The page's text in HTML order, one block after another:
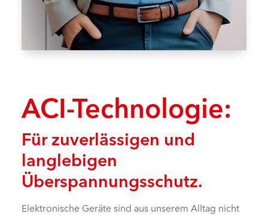
ACI-Technologie:
Für zuverlässigen und
langlebigen
Überspannungsschutz.
Elektronische Geräte sind aus unserem Alltag nicht